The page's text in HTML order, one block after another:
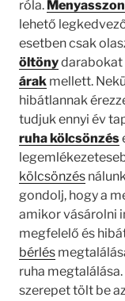
róla.
lehető
esetben csak
öltönydarabokat
árak mellett.
hibátlannak
tudjuk ennyi év
ruha kölcsönzés
kölcsönzés
gondolj, hogy a
amikor vásárolni
megfelelő és
bérlés
ruha
szerepet tölt be